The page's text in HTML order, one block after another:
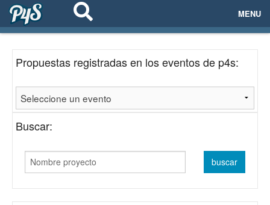
MENU
EVENTOS
EMPRESAS
PROYECTOS
NETWORKING
Propuestas registradas en los eventos de p4s:
Buscar: